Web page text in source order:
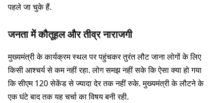
पहले जा चुके हैं.
जनता में कौतूहल और तीव्र नाराजगी
मुख्यमंत्री के कार्यक्रम स्थल पर पहुंचकर तुरंत लौट जाना लोगों के लिए
किसी आश्चर्य से कम नहीं रहा. लोग समझ नहीं सके कि ऐसा क्या हो गया
कि सीएम 120 सेकेंड से ज्यादा देर तक नहीं रुके. मुख्यमंत्री के लौटने के
एक घंटे बाद तक यह चर्चा का विषय बनी रही.